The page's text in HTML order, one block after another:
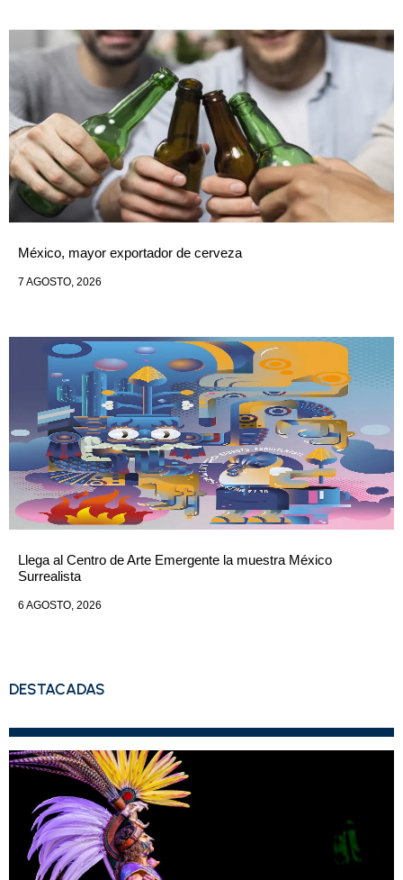
México, mayor exportador de cerveza
7 AGOSTO, 2026
Llega al Centro de Arte Emergente la muestra México
Surrealista
6 AGOSTO, 2026
DESTACADAS